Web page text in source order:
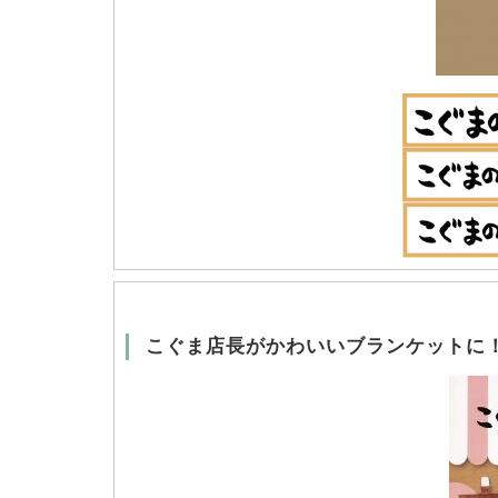
こぐま店長がかわいいブランケットに